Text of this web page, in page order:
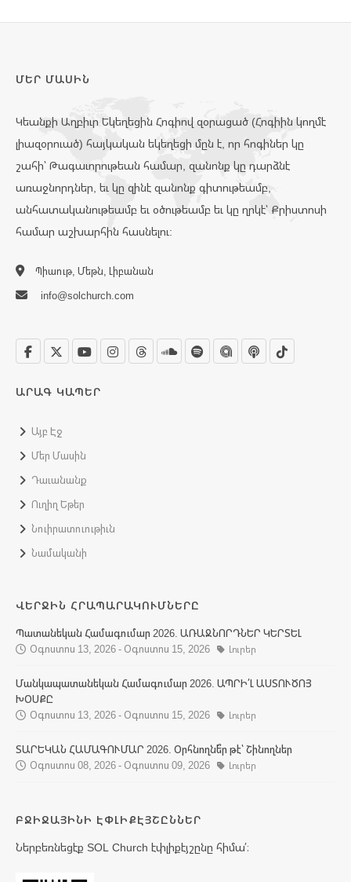
ՄԵՐ ՄԱՍԻՆ
Կեանքի Աղբիւր Եկեղեցին Հոգիով զօրացած (Հոգիին կողմէ
լիազօրուած) հայկական եկեղեցի մըն է, որ հոգիներ կը
շահի՝ Թագաւորութեան համար, զանոնք կը դարձնէ
առաջնորդներ, եւ կը զինէ զանոնք գիտութեամբ,
անհատականութեամբ եւ օծութեամբ եւ կը ղրկէ՝ Քրիստոսի
համար աշխարհին հասնելու:
Պիաութ, Մեթն, Լիբանան
info@solchurch.com
ԱՐԱԳ ԿԱՊԵՐ
Այբ Էջ
Մեր Մասին
Դաւանանք
Ուղիղ Եթեր
Նուիրատուութիւն
Նամականի
ՎԵՐՋԻՆ ՀՐԱՊԱՐԱԿՈՒՄՆԵՐԸ
Պատանեկան Համագումար 2026. ԱՌԱՋՆՈՐԴՆԵՐ ԿԵՐՏԵԼ
Օգոստոս 13, 2026 - Օգոստոս 15, 2026
Լուրեր
Մանկապատանեկան Համագումար 2026. ԱՊՐԻ՛Լ ԱՍՏՈՒԾՈՅ
ԽՕՍՔԸ
Օգոստոս 13, 2026 - Օգոստոս 15, 2026
Լուրեր
ՏԱՐԵԿԱՆ ՀԱՄԱԳՈՒՄԱՐ 2026. Օրհնողնե՞ր թէ՝ Շինողներ
Օգոստոս 08, 2026 - Օգոստոս 09, 2026
Լուրեր
ԲՋԻՋԱՅԻՆԻ ԷՓԼԻՔԷՅՇԸՆՆԵՐ
Ներբեռնեցէք SOL Church էփլիքէյշընը հիմա՛։